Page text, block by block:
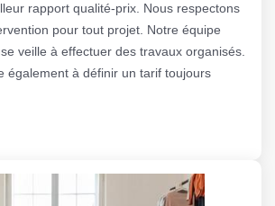
rapport qualité-prix. Nous respectons
pour tout projet. Notre équipe
veille à effectuer des travaux organisés.
également à définir un tarif toujours